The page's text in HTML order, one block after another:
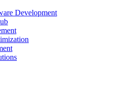
Development